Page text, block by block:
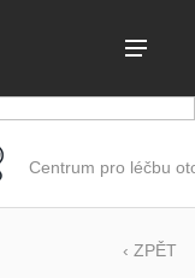
Centrum pro léčbu
‹ ZPĚT